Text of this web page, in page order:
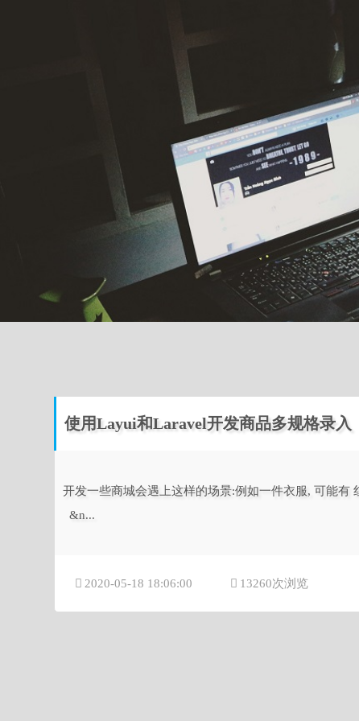
使用Layui和Laravel开发商品多规格录入
开发一些商城会遇上这样的场景:例如一件衣服, 可能有
&n...
2020-05-18 18:06:00 13260次浏览